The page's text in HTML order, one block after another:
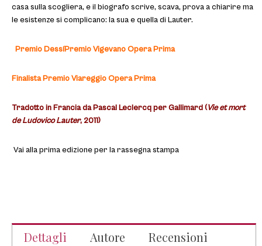
casa sulla scogliera, e il biografo scrive, scava, prova a chiarire ma
le esistenze si complicano: la sua e quella di Lauter.
Premio DessíPremio Vigevano Opera Prima
Finalista Premio Viareggio Opera Prima
Tradotto in Francia da Pascal Leclercq per Gallimard (Vie et mort
de Ludovico Lauter, 2011)
Vai alla prima edizione per la rassegna stampa
Dettagli Autore Recensioni